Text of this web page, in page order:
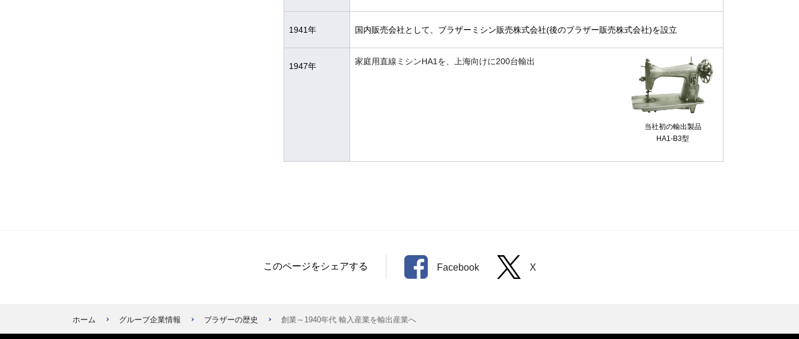
1941年 国内販売会社として、ブラザーミシン販売株式会社(後のブラザー販売株式会社)を設立
1947年 家庭用直線ミシンHA1を、上海向けに200台輸出
当社初の輸出製品
HA1-B3型
このページをシェアする Facebook X
ホーム グループ企業情報 ブラザーの歴史 創業～1940年代 輸入産業を輸出産業へ